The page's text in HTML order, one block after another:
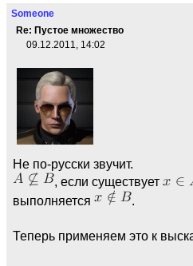
Someone
Re: Пустое множество
09.12.2011, 14:02
Не по-русски звучит.
, если существует
выполняется
.
Теперь применяем это к